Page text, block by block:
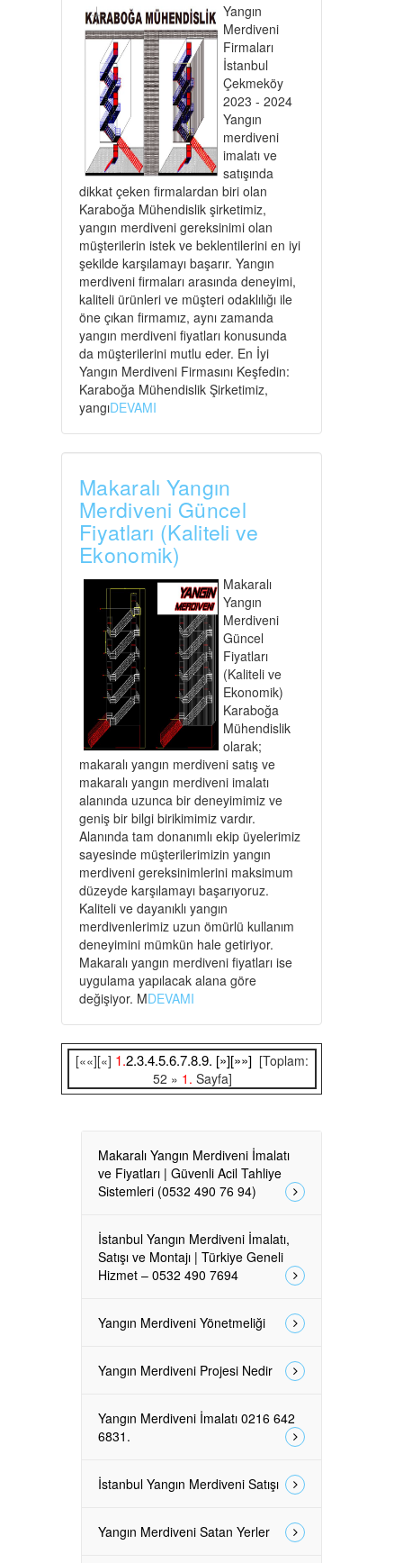
Yangın
Merdiveni
Firmaları
İstanbul
Çekmeköy
2023 - 2024
Yangın
merdiveni
imalatı ve
satışında
dikkat çeken firmalardan biri olan
Karaboğa Mühendislik şirketimiz,
yangın merdiveni gereksinimi olan
müşterilerin istek ve beklentilerini en iyi
şekilde karşılamayı başarır. Yangın
merdiveni firmaları arasında deneyimi,
kaliteli ürünleri ve müşteri odaklılığı ile
öne çıkan firmamız, aynı zamanda
yangın merdiveni fiyatları konusunda
da müşterilerini mutlu eder. En İyi
Yangın Merdiveni Firmasını Keşfedin:
Karaboğa Mühendislik Şirketimiz,
yangıDEVAMI
Makaralı Yangın
Merdiveni Güncel
Fiyatları (Kaliteli ve
Ekonomik)
Makaralı
Yangın
Merdiveni
Güncel
Fiyatları
(Kaliteli ve
Ekonomik)
Karaboğa
Mühendislik
olarak;
makaralı yangın merdiveni satış ve
makaralı yangın merdiveni imalatı
alanında uzunca bir deneyimimiz ve
geniş bir bilgi birikimimiz vardır.
Alanında tam donanımlı ekip üyelerimiz
sayesinde müşterilerimizin yangın
merdiveni gereksinimlerini maksimum
düzeyde karşılamayı başarıyoruz.
Kaliteli ve dayanıklı yangın
merdivenlerimiz uzun ömürlü kullanım
deneyimini mümkün hale getiriyor.
Makaralı yangın merdiveni fiyatları ise
uygulama yapılacak alana göre
değişiyor. MDEVAMI
[««][«] 1.2.3.4.5.6.7.8.9. [»][»»] [Toplam:
52 » 1. Sayfa]
Makaralı Yangın Merdiveni İmalatı
ve Fiyatları | Güvenli Acil Tahliye
Sistemleri (0532 490 76 94)
İstanbul Yangın Merdiveni İmalatı,
Satışı ve Montajı | Türkiye Geneli
Hizmet – 0532 490 7694
Yangın Merdiveni Yönetmeliği
Yangın Merdiveni Projesi Nedir
Yangın Merdiveni İmalatı 0216 642
6831.
İstanbul Yangın Merdiveni Satışı
Yangın Merdiveni Satan Yerler